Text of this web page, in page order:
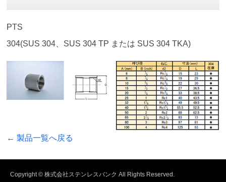
PTS
304(SUS 304、SUS 304 TP または SUS 304 TKA)
← 製品一覧へ戻る
Copyright © 株式会社ステンレスバンク All Rights Reserved.